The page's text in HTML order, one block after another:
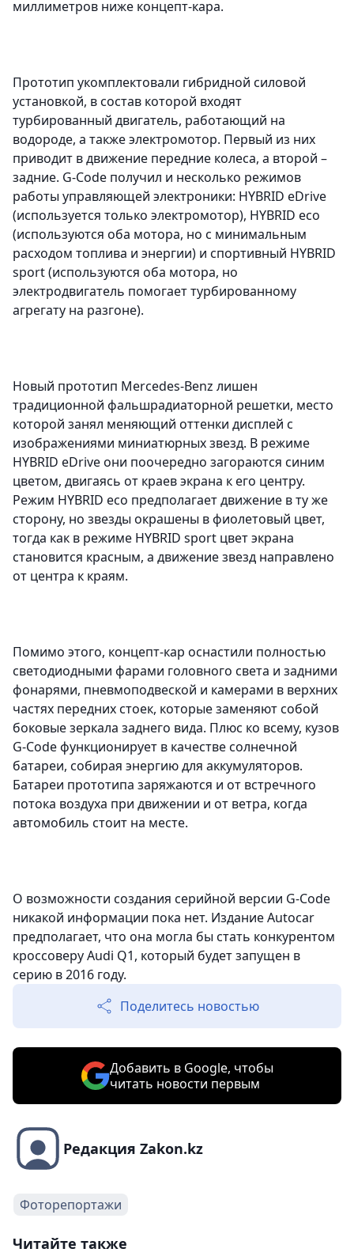
миллиметров ниже концепт-кара.
Прототип укомплектовали гибридной силовой
установкой, в состав которой входят
турбированный двигатель, работающий на
водороде, а также электромотор. Первый из них
приводит в движение передние колеса, а второй –
задние. G-Code получил и несколько режимов
работы управляющей электроники: HYBRID eDrive
(используется только электромотор), HYBRID eco
(используются оба мотора, но с минимальным
расходом топлива и энергии) и спортивный HYBRID
sport (используются оба мотора, но
электродвигатель помогает турбированному
агрегату на разгоне).
Новый прототип Mercedes-Benz лишен
традиционной фальшрадиаторной решетки, место
которой занял меняющий оттенки дисплей с
изображениями миниатюрных звезд. В режиме
HYBRID eDrive они поочередно загораются синим
цветом, двигаясь от краев экрана к его центру.
Режим HYBRID eco предполагает движение в ту же
сторону, но звезды окрашены в фиолетовый цвет,
тогда как в режиме HYBRID sport цвет экрана
становится красным, а движение звезд направлено
от центра к краям.
Помимо этого, концепт-кар оснастили полностью
светодиодными фарами головного света и задними
фонарями, пневмоподвеской и камерами в верхних
частях передних стоек, которые заменяют собой
боковые зеркала заднего вида. Плюс ко всему, кузов
G-Code функционирует в качестве солнечной
батареи, собирая энергию для аккумуляторов.
Батареи прототипа заряжаются и от встречного
потока воздуха при движении и от ветра, когда
автомобиль стоит на месте.
О возможности создания серийной версии G-Code
никакой информации пока нет. Издание Autocar
предполагает, что она могла бы стать конкурентом
кроссоверу Audi Q1, который будет запущен в
серию в 2016 году.
Поделитесь новостью
Добавить в Google, чтобы
читать новости первым
Редакция Zakon.kz
Фоторепортажи
Читайте также